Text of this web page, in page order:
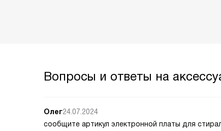
Вопросы и ответы на
Олег24.07.2024
сообщите артикул электронной платы для